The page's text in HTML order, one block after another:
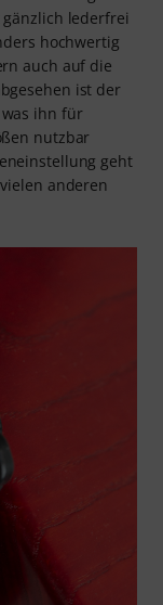
lederfrei
hochwertig
auch auf die
ist der
ihn für
nutzbar
geht
anderen